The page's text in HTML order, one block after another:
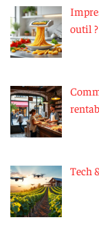
outil ?
Tech